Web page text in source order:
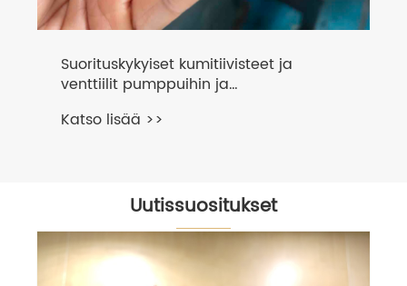
Suorituskykyiset kumitiivisteet ja
venttiilit pumppuihin ja
Katso lisää >>
Uutissuositukset